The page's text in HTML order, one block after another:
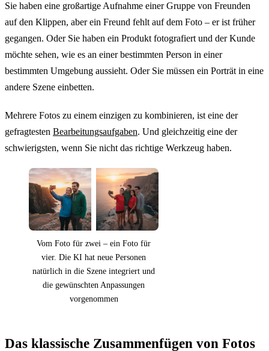
Sie haben eine großartige Aufnahme einer Gruppe von Freunden
auf den Klippen, aber ein Freund fehlt auf dem Foto – er ist früher
gegangen. Oder Sie haben ein Produkt fotografiert und der Kunde
möchte sehen, wie es an einer bestimmten Person in einer
bestimmten Umgebung aussieht. Oder Sie müssen ein Porträt in eine
andere Szene einbetten.
Mehrere Fotos zu einem einzigen zu kombinieren, ist eine der
gefragtesten Bearbeitungsaufgaben. Und gleichzeitig eine der
schwierigsten, wenn Sie nicht das richtige Werkzeug haben.
Vom Foto für zwei – ein Foto für
vier. Die KI hat neue Personen
natürlich in die Szene integriert und
die gewünschten Anpassungen
vorgenommen
Das klassische Zusammenfügen von Fotos